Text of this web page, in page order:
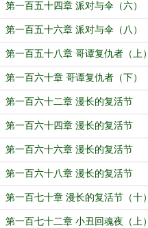
第一百五十四章 派对与伞（六）
第一百五十六章 派对与伞（八）
第一百五十八章 哥谭复仇者（上）
第一百六十章 哥谭复仇者（下）
第一百六十二章 漫长的复活节
（二）
第一百六十四章 漫长的复活节
（四）
第一百六十六章 漫长的复活节
（六）
第一百六十八章 漫长的复活节
（八）
第一百七十章 漫长的复活节（十）
第一百七十二章 小丑回魂夜（上）